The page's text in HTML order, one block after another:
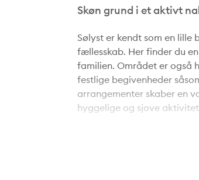
Skøn grund i et aktivt
Sølyst er kendt som en
fællesskab. Her finder du
familien. Området er også
festlige begivenheder
arrangementer skaber en
hyggelige og sjove
under syv år. Dette gør